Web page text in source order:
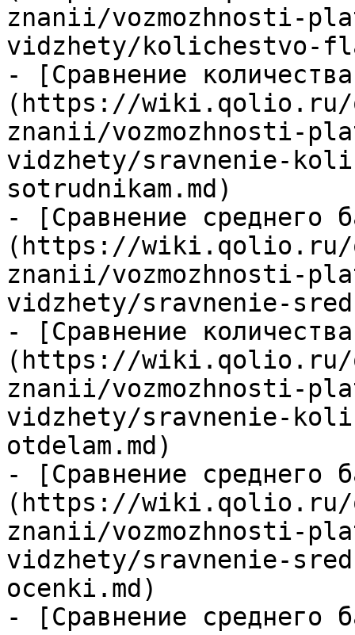
znanii/vozmozhnosti-
vidzhety/kolichestvo-
- [Сравнение
(https://wiki.qolio.ru/
znanii/vozmozhnosti-
vidzhety/sravnenie-
sotrudnikam.md)
- [Сравнение среднего
(https://wiki.qolio.ru/
znanii/vozmozhnosti-
vidzhety/sravnenie-
- [Сравнение
(https://wiki.qolio.ru/
znanii/vozmozhnosti-
vidzhety/sravnenie-
otdelam.md)
- [Сравнение среднего
(https://wiki.qolio.ru/
znanii/vozmozhnosti-
vidzhety/sravnenie-
ocenki.md)
- [Сравнение среднего